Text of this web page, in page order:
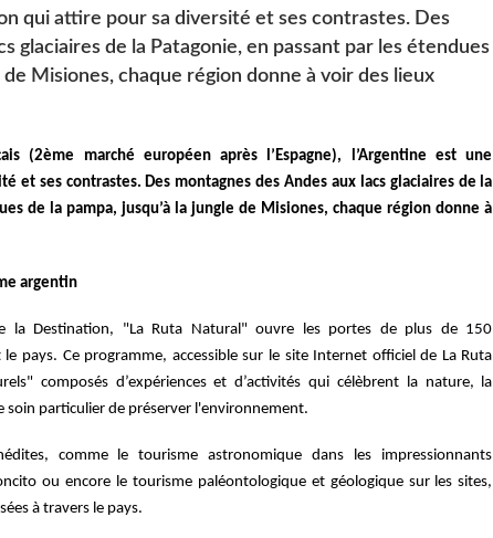
qui attire pour sa diversité et ses contrastes. Des
glaciaires de la Patagonie, en passant par les étendues
de Misiones, chaque région donne à voir des lieux
(2ème marché européen après l’Espagne), l’Argentine est une
et ses contrastes. Des montagnes des Andes aux lacs glaciaires de la
de la pampa, jusqu’à la jungle de Misiones, chaque région donne à
argentin
la Destination, "La Ruta Natural" ouvre les portes de plus de 150
pays. Ce programme, accessible sur le site Internet officiel de La Ruta
composés d’expériences et d’activités qui célèbrent la nature, la
soin particulier de préserver l'environnement.
comme le tourisme astronomique dans les impressionnants
ou encore le tourisme paléontologique et géologique sur les sites,
à travers le pays.